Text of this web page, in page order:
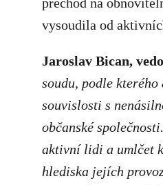
vysoudila od
Jaroslav Bican,
soudu, podle
souvislosti s
občanské
aktivní lidi a umlčet
hlediska jejích